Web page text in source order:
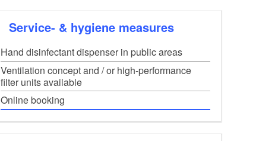
Vorzelt, Wohnmobil bis 7,5 m
Haustiere nur mit Leine (in der
Hauptsaison begrenzt)
3,00
Please note dates of seasons. Please refer to the
company's website for a detailed list of prices.
Service- & hygiene measures
Hand disinfectant dispenser in public areas
Ventilation concept and / or high-performance
filter units available
Online booking